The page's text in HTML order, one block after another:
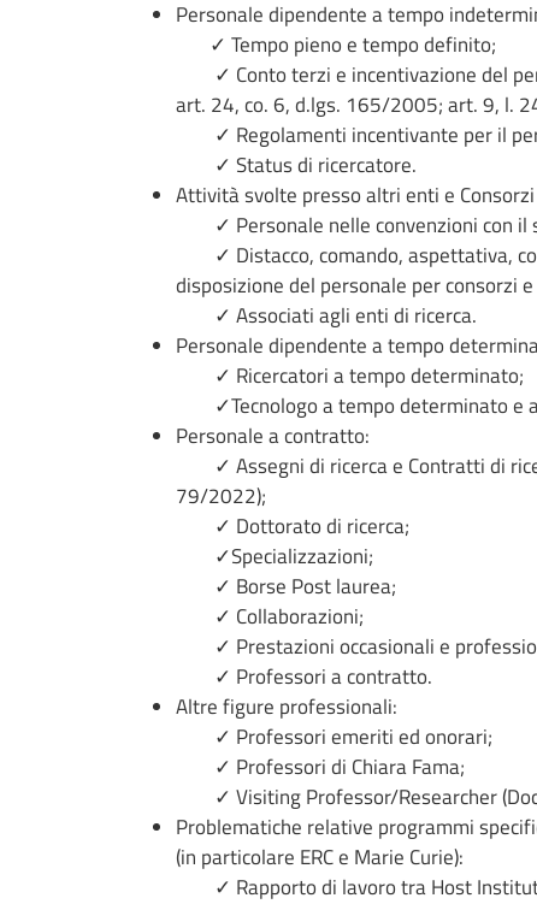
Personale dipendente a tempo
✓ Tempo pieno e tempo definito;
✓ Conto terzi e incentivazione del
art. 24, co. 6, d.lgs. 165/2005; art. 9, l.
✓ Regolamenti incentivante per il
✓ Status di ricercatore.
Attività svolte presso altri enti e
✓ Personale nelle convenzioni con il
✓ Distacco, comando, aspettativa,
disposizione del personale per consorzi
✓ Associati agli enti di ricerca.
Personale dipendente a tempo
✓ Ricercatori a tempo determinato;
✓Tecnologo a tempo determinato e
Personale a contratto:
✓ Assegni di ricerca e Contratti di
79/2022);
✓ Dottorato di ricerca;
✓Specializzazioni;
✓ Borse Post laurea;
✓ Collaborazioni;
✓ Prestazioni occasionali e
✓ Professori a contratto.
Altre figure professionali:
✓ Professori emeriti ed onorari;
✓ Professori di Chiara Fama;
✓ Visiting Professor/Researcher
Problematiche relative programmi
(in particolare ERC e Marie Curie):
✓ Rapporto di lavoro tra Host